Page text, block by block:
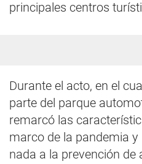
principales centros
Durante el acto, en el
parte del parque
remarcó las
marco de la pandemia
nada a la prevención de